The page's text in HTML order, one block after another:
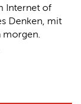
Internet of
Denken, mit
morgen.